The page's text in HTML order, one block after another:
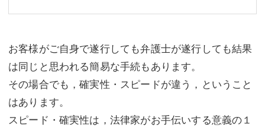
お客様がご自身で遂行しても弁護士が遂行しても結果
は同じと思われる簡易な手続もあります。
その場合でも，確実性・スピードが違う，ということ
はあります。
スピード・確実性は，法律家がお手伝いする意義の１